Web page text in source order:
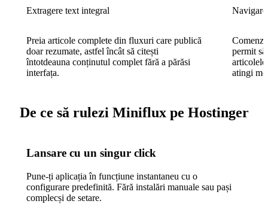
Extragere text integral
Preia articole complete din fluxuri care publică
doar rezumate, astfel încât să citești
întotdeauna conținutul complet fără a părăsi
interfața.
Navigare
permit
atingi
De ce să rulezi Miniflux pe Hostinger
Lansare cu un singur click
Pune-ți aplicația în funcțiune instantaneu cu o
configurare predefinită. Fără instalări manuale sau pași
complecși de setare.